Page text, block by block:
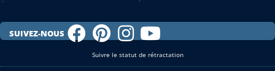
SUIVEZ-NOUS
Suivre le statut de rétractation